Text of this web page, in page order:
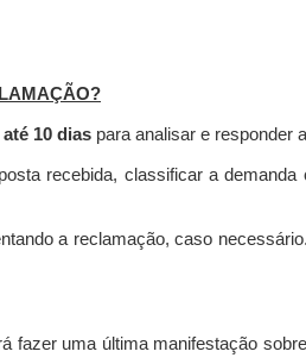
até 10 dias para analisar e responder
recebida, classificar a
a reclamação, caso necessário.
fazer uma última manifestação